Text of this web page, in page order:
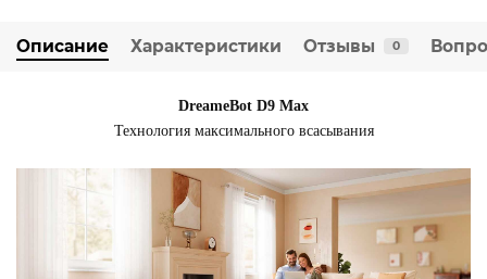
Описание Характеристики Отзывы 0
DreameBot D9 Max
Технология максимального всасывания